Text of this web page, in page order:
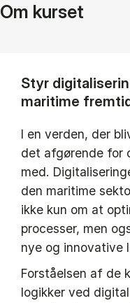
Om kurset
Styr
maritime
I en verden, der
det afgørende for
med.
den maritime
ikke kun om at
processer, men
nye og innovative
Forståelsen af de
logikker ved